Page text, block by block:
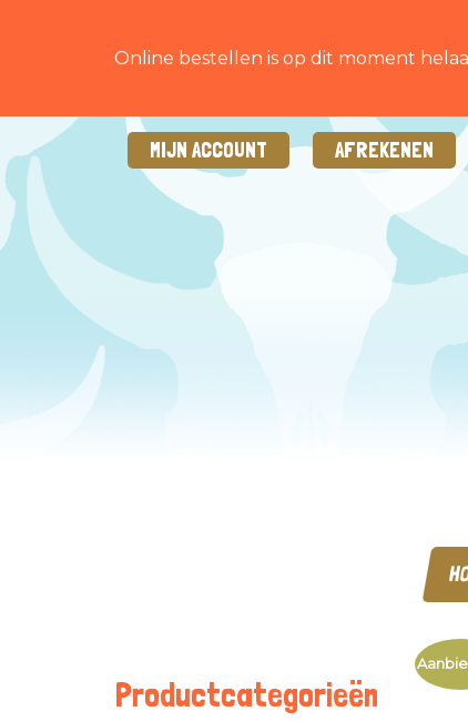
Online bestellen is op dit moment
MIJN ACCOUNT AFREKENEN
Productcategorieën